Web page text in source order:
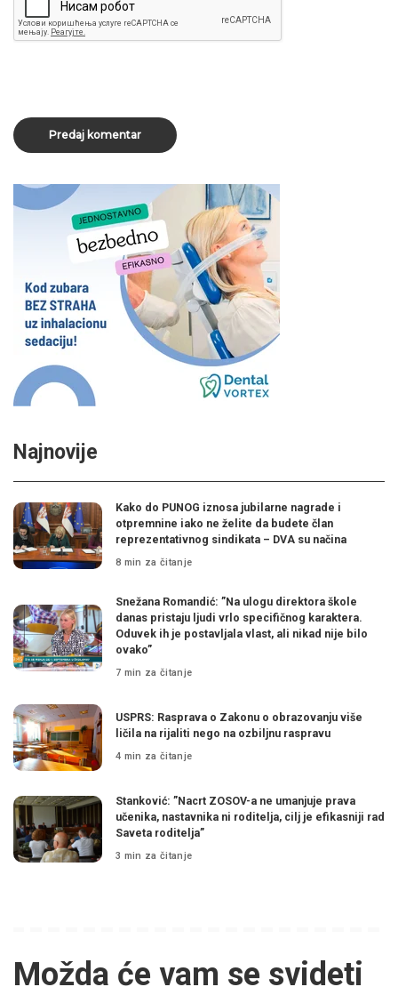
Najnovije
Kako do PUNOG iznosa jubilarne nagrade i
otpremnine iako ne želite da budete član
reprezentativnog sindikata – DVA su načina
8 min za čitanje
Snežana Romandić: ”Na ulogu direktora škole
danas pristaju ljudi vrlo specifičnog karaktera.
Oduvek ih je postavljala vlast, ali nikad nije bilo
ovako”
7 min za čitanje
USPRS: Rasprava o Zakonu o obrazovanju više
ličila na rijaliti nego na ozbiljnu raspravu
4 min za čitanje
Stanković: ”Nacrt ZOSOV-a ne umanjuje prava
učenika, nastavnika ni roditelja, cilj je efikasniji rad
Saveta roditelja”
3 min za čitanje
Možda će vam se svideti